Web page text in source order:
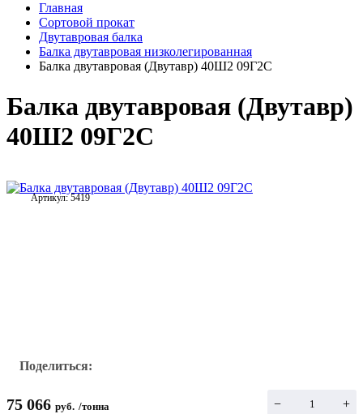
Главная
Сортовой прокат
Двутавровая балка
Балка двутавровая низколегированная
Балка двутавровая (Двутавр) 40Ш2 09Г2С
Балка двутавровая (Двутавр)
40Ш2 09Г2С
Артикул:5419
Поделиться:
75 066 руб. /тонна − +